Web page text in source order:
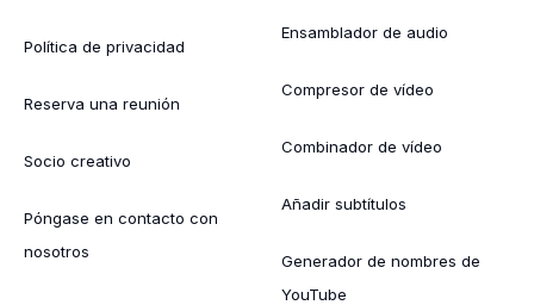
Política de privacidad
Reserva una reunión
Socio creativo
Póngase en contacto con
nosotros
Ensamblador de audio
Compresor de vídeo
Combinador de vídeo
Añadir subtítulos
Generador de nombres de
YouTube